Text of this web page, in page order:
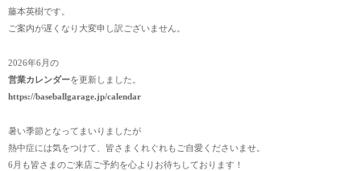
藤本英樹です。
ご案内が遅くなり大変申し訳ございません。
2026年6月の
営業カレンダーを更新しました。
https://baseballgarage.jp/calendar
暑い季節となってまいりましたが
熱中症には気をつけて、皆さまくれぐれもご自愛くださいませ。
6月も皆さまのご来店ご予約を心よりお待ちしております！